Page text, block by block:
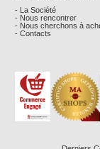
- La Société
- Nous rencontrer
- Nous cherchons à
- Contacts